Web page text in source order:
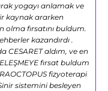
yogayı anlamak ve
kaynak ararken
olma fırsatını buldum.
kazandırdı .
aldım, ve en
fırsat buldum
fizyoterapi
sistemini besleyen